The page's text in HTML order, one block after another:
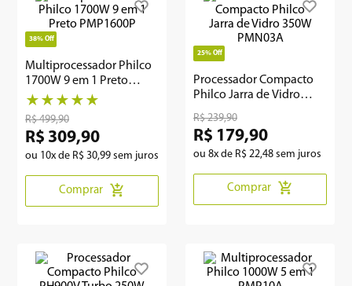
38% Off
Multiprocessador Philco
1700W 9 em 1 Preto
PMP1600P
★ ★ ★ ★ ★
R$ 499,90
R$ 309,90
ou 10x de R$ 30,99 sem juros
Comprar
25% Off
Processador Compacto
Philco Jarra de Vidro
350W PMN03A
R$ 239,90
R$ 179,90
ou 8x de R$ 22,48 sem juros
Comprar
geladeira
microondas
12000